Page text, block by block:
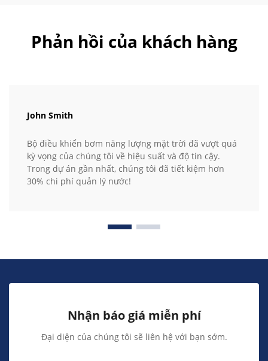
Phản hồi của khách hàng
John Smith
Bộ điều khiển bơm năng lượng mặt trời đã vượt quá
kỳ vọng của chúng tôi về hiệu suất và độ tin cậy.
Trong dự án gần nhất, chúng tôi đã tiết kiệm hơn
30% chi phí quản lý nước!
Nhận báo giá miễn phí
Đại diện của chúng tôi sẽ liên hệ với bạn sớm.